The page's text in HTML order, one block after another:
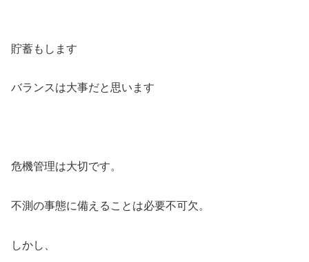
貯蓄もします
バランスは大事だと思います
危機管理は大切です。
不測の事態に備えることは必要不可欠。
しかし、